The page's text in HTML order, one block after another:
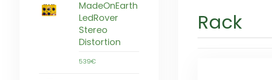
MadeOnEarth
LedRover
Stereo
Distortion
539€
Rack